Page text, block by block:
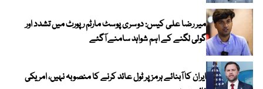
میر رضا علی کیس: دوسری پوسٹ مارٹم رپورٹ میں تشدد اور
گولی لگنے کے اہم شواہد سامنے آگئے
ایران کا آبنائے ہرمز پر ٹول عائد کرنے کا منصوبہ نہیں، امریکی